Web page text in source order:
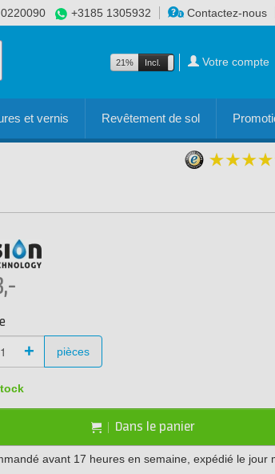
+3185 1305932 Contactez-nous
21% Incl. Excl. Votre compte
et vernis Revêtement de sol
+ pièces
Dans le panier
avant 17 heures en semaine, expédié le jour